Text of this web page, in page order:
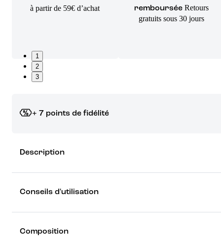
à partir de 59€ d’achat
remboursée Retours
gratuits sous 30 jours
1
2
3
+ 7 points de fidélité
rêver !
Découvrez les récompenses
Description
Conseils d'utilisation
Composition